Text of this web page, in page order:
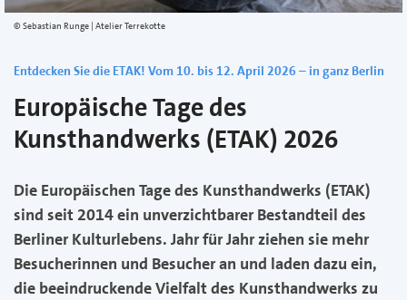
Sebastian Runge | Atelier Terrekotte
Entdecken Sie die ETAK! Vom 10. bis 12. April 2026 – in ganz Berlin
Europäische Tage des
Kunsthandwerks (ETAK) 2026
Die Europäischen Tage des Kunsthandwerks (ETAK)
sind seit 2014 ein unverzichtbarer Bestandteil des
Berliner Kulturlebens. Jahr für Jahr ziehen sie mehr
Besucherinnen und Besucher an und laden dazu ein,
die beeindruckende Vielfalt des Kunsthandwerks zu